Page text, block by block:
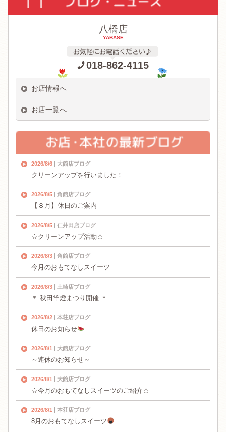
八橋店
YABASE
018-862-4115
お店情報へ
お店一覧へ
2026/8/6 大館店ブログ
クリーンアップを行いました！
2026/8/5 角館店ブログ
【８月】休日のご案内
2026/8/5 仁井田店ブログ
☆クリーンアップ活動☆
2026/8/3 角館店ブログ
今月のおもてなしスイーツ
2026/8/3 土崎店ブログ
＊ 秋田竿燈まつり開催 ＊
2026/8/2 本荘店ブログ
休日のお知らせ
2026/8/1 大館店ブログ
～連休のお知らせ～
2026/8/1 大館店ブログ
☆今月のおもてなしスイーツのご紹介☆
2026/8/1 本荘店ブログ
8月のおもてなしスイーツ